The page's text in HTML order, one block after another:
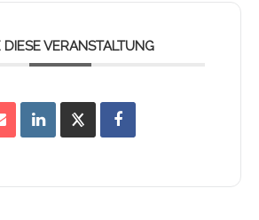
DIESE VERANSTALTUNG